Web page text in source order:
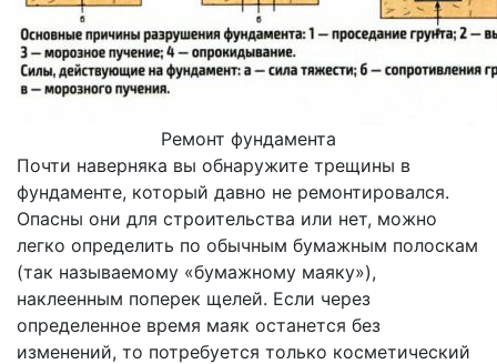
Ремонт фундамента
Почти наверняка вы обнаружите трещины в
фундаменте, который давно не ремонтировался.
Опасны они для строительства или нет, можно
легко определить по обычным бумажным полоскам
(так называемому «бумажному маяку»),
наклеенным поперек щелей. Если через
определенное время маяк останется без
изменений, то потребуется только косметический